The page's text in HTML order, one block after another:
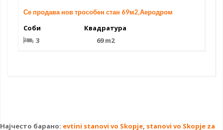
Се продава нов трособен стан 69м2,Аеродром
Соби
3
Квадратура
69 m2
Најчесто барано: evtini stanovi vo Skopje, stanovi vo Skopje za